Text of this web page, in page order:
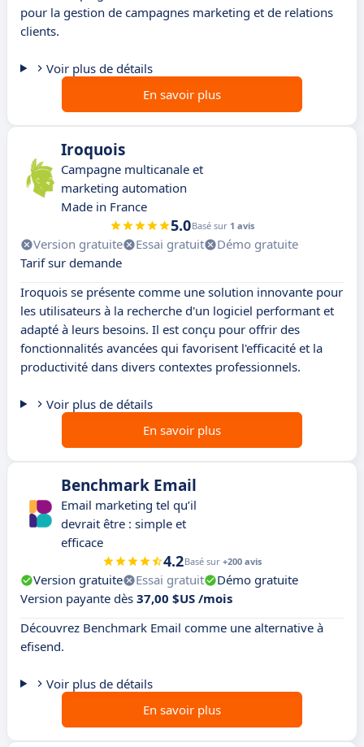
pour la gestion de campagnes marketing et de relations
clients.
Voir plus de détails
En savoir plus
Iroquois
Campagne multicanale et
marketing automation
Made in France
5.0Basé sur 1 avis
Version gratuite Essai gratuit
Démo gratuite
Tarif sur demande
Iroquois se présente comme une solution innovante pour
les utilisateurs à la recherche d'un logiciel performant et
adapté à leurs besoins. Il est conçu pour offrir des
fonctionnalités avancées qui favorisent l'efficacité et la
productivité dans divers contextes professionnels.
Voir plus de détails
En savoir plus
Benchmark Email
Email marketing tel qu’il
devrait être : simple et
efficace
4.2Basé sur +200 avis
Version gratuite Essai gratuit
Démo gratuite
Version payante dès 37,00 $US /mois
Découvrez Benchmark Email comme une alternative à
efisend.
Voir plus de détails
En savoir plus